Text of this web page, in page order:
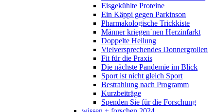
Eisgekühlte Proteine
Ein Käppi gegen Parkinson
Pharmakologische Trickkiste
Männer kriegen´nen Herzinfarkt
Doppelte Heilung
Vielversprechendes Donnergrollen
Fit für die Praxis
Die nächste Pandemie im Blick
Sport ist nicht gleich Sport
Bestrahlung nach Programm
Kurzbeiträge
Spenden Sie für die Forschung